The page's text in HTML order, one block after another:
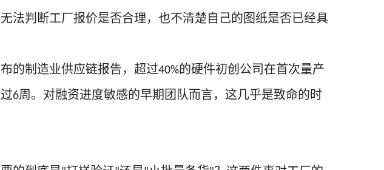
法判断工厂报价是否合理，也不清楚自己的图纸是否已经具
的制造业供应链报告，超过40%的硬件初创公司在首次量产
6周。对融资进度敏感的早期团队而言，这几乎是致命的时